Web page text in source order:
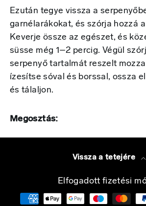
Ezután tegye vissza a
garnélarákokat, és szórja hozzá
Keverje össze az egészet, és
süsse még 1–2 percig. Végül
serpenyő tartalmát reszelt
ízesítse sóval és borssal, ossza
és tálaljon.
Megosztás:
Vissza a tetejére
Elfogadott fizetési